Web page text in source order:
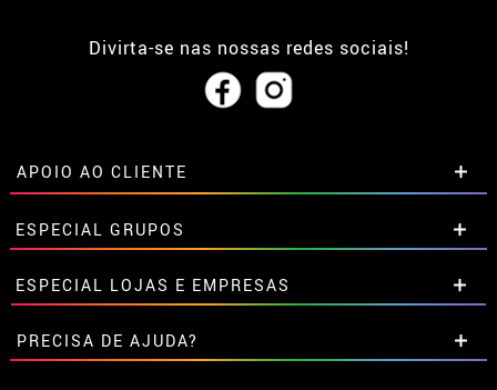
Divirta-se nas nossas redes sociais!
APOIO AO CLIENTE
• Sobre nós
• Condições de venda
• Aviso legal ePrivacidade
• Atendimento ao cliente
• Utilização de cookies
•Configuração de cookies
ESPECIAL GRUPOS
Descontos especiais para grupos.
Entre em contato connosco aqui
ESPECIAL LOJAS E EMPRESAS
Descontos especiais para grupos.
Entre em contato connosco aqui
PRECISA DE AJUDA?